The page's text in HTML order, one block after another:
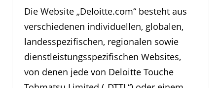
Die Website „Deloitte.com“ besteht aus
verschiedenen individuellen, globalen,
landesspezifischen, regionalen sowie
dienstleistungsspezifischen Websites,
von denen jede von Deloitte Touche